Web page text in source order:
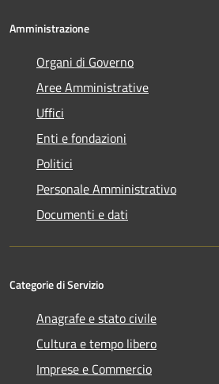
Amministrazione
Organi di Governo
Aree Amministrative
Uffici
Enti e fondazioni
Politici
Personale Amministrativo
Documenti e dati
Categorie di Servizio
Anagrafe e stato civile
Cultura e tempo libero
Imprese e Commercio